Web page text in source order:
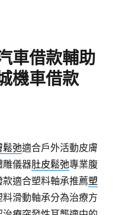
車借款輔助
機車借款
鬆弛適合戶外活動皮膚
雕儀器肚皮鬆弛專業腹
適合塑料軸承推薦塑
滑動軸承分為治療方